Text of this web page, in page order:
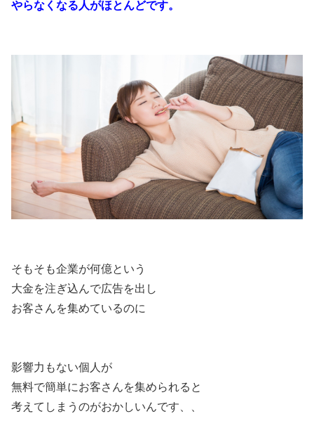
やらなくなる人がほとんどです。
そもそも企業が何億という
大金を注ぎ込んで広告を出し
お客さんを集めているのに
影響力もない個人が
無料で簡単にお客さんを集められると
考えてしまうのがおかしいんです、、